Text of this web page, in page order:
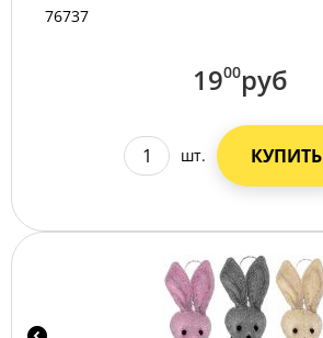
76737
1900руб
шт. КУПИТЬ